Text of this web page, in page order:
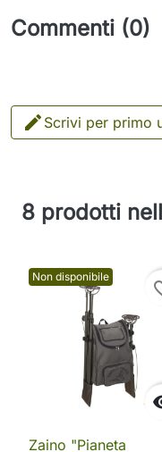
Commenti (0)
 Scrivi per primo
8 prodotti
Non disponibile
Zaino "Pianeta